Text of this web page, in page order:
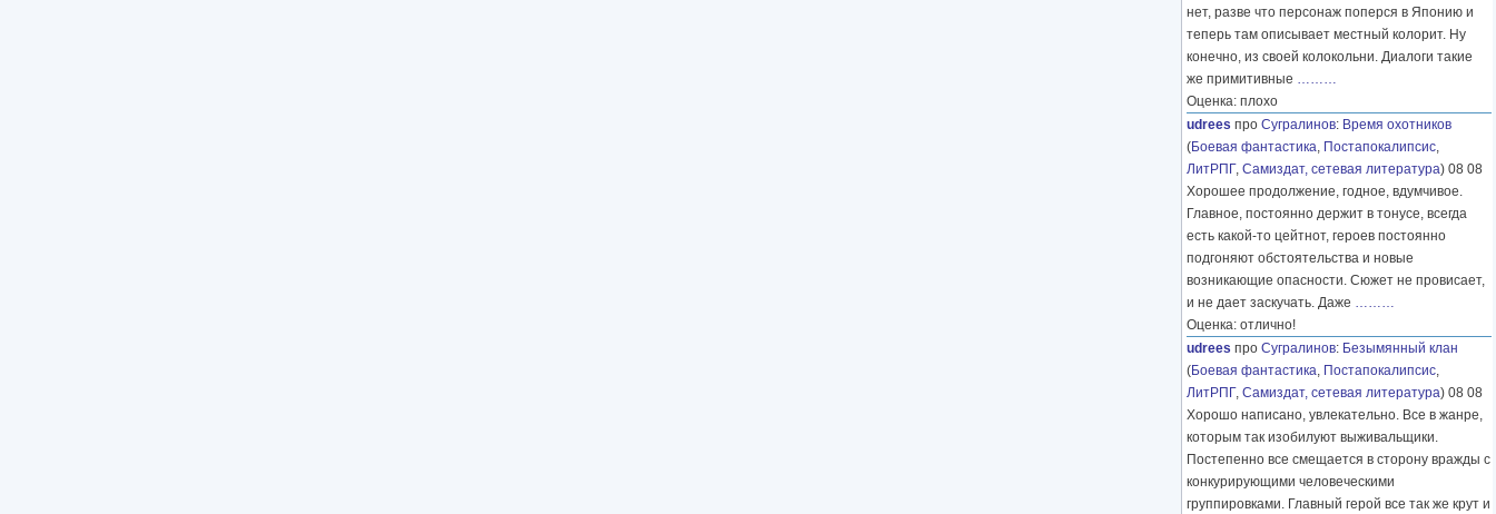
нет, разве что персонаж поперся в Японию и
теперь там описывает местный колорит. Ну
конечно, из своей колокольни. Диалоги такие
же примитивные ………
Оценка: плохо
udrees про Сугралинов: Время охотников
(Боевая фантастика, Постапокалипсис,
ЛитРПГ, Самиздат, сетевая литература) 08 08
Хорошее продолжение, годное, вдумчивое.
Главное, постоянно держит в тонусе, всегда
есть какой-то цейтнот, героев постоянно
подгоняют обстоятельства и новые
возникающие опасности. Сюжет не провисает,
и не дает заскучать. Даже ………
Оценка: отлично!
udrees про Сугралинов: Безымянный клан
(Боевая фантастика, Постапокалипсис,
ЛитРПГ, Самиздат, сетевая литература) 08 08
Хорошо написано, увлекательно. Все в жанре,
которым так изобилуют выживальщики.
Постепенно все смещается в сторону вражды с
конкурирующими человеческими
группировками. Главный герой все так же крут и